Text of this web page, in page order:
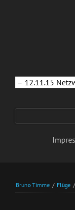
Bruno Timme / Flüge /